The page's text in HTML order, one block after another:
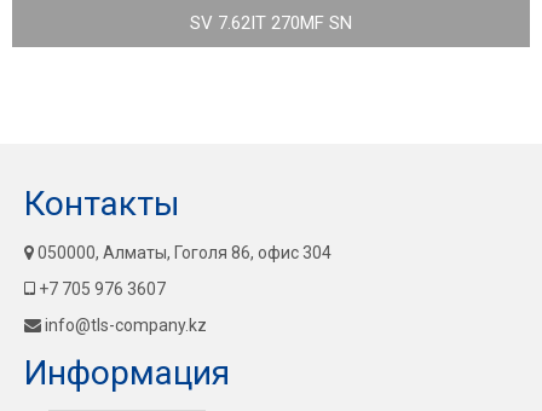
SV 7.62IT 270MF SN
Контакты
050000, Алматы, Гоголя 86, офис 304
+7 705 976 3607
info@tls-company.kz
Информация